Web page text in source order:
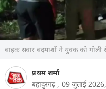
बाइक सवार बदमाशों ने युवक को
प्रथम शर्मा
बहादुरगढ़ , 09 जुलाई 2026,